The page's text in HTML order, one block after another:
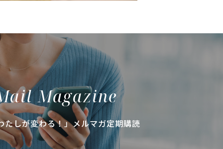
Magazine
たしが変わる！」メルマガ定期購読